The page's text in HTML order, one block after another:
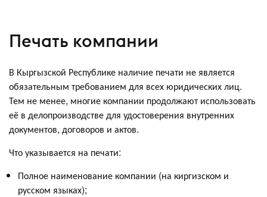
Печать компании
В Кыргызской Республике наличие печати не является
обязательным требованием для всех юридических лиц.
Тем не менее, многие компании продолжают использовать
её в делопроизводстве для удостоверения внутренних
документов, договоров и актов.
Что указывается на печати:
Полное наименование компании (на киргизском и
русском языках);